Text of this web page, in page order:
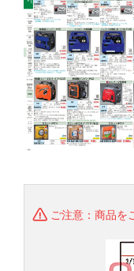
ご注意：商品を